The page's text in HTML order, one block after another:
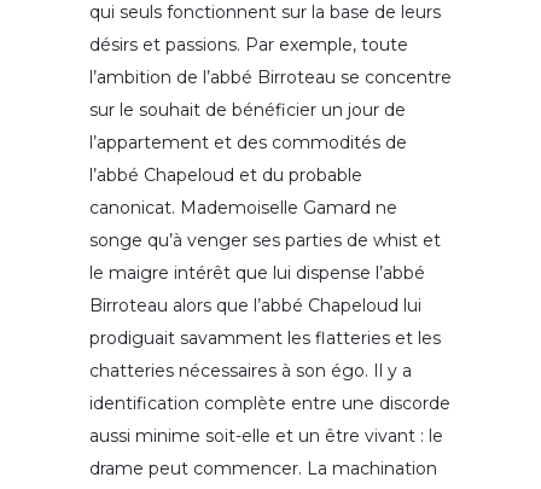
qui seuls fonctionnent sur la base de leurs
désirs et passions. Par exemple, toute
l’ambition de l’abbé Birroteau se concentre
sur le souhait de bénéficier un jour de
l’appartement et des commodités de
l’abbé Chapeloud et du probable
canonicat. Mademoiselle Gamard ne
songe qu’à venger ses parties de whist et
le maigre intérêt que lui dispense l’abbé
Birroteau alors que l’abbé Chapeloud lui
prodiguait savamment les flatteries et les
chatteries nécessaires à son égo. Il y a
identification complète entre une discorde
aussi minime soit-elle et un être vivant : le
drame peut commencer. La machination